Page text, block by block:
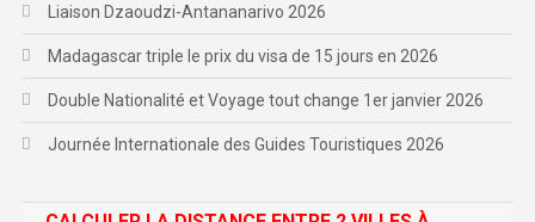
Liaison Dzaoudzi-Antananarivo 2026
Madagascar triple le prix du visa de 15 jours en 2026
Double Nationalité et Voyage tout change 1er janvier 2026
Journée Internationale des Guides Touristiques 2026